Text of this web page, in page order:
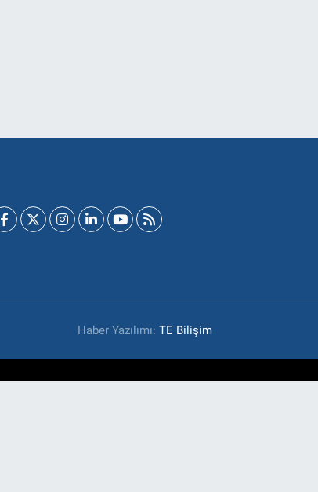
Haber Yazılımı:TE Bilişim